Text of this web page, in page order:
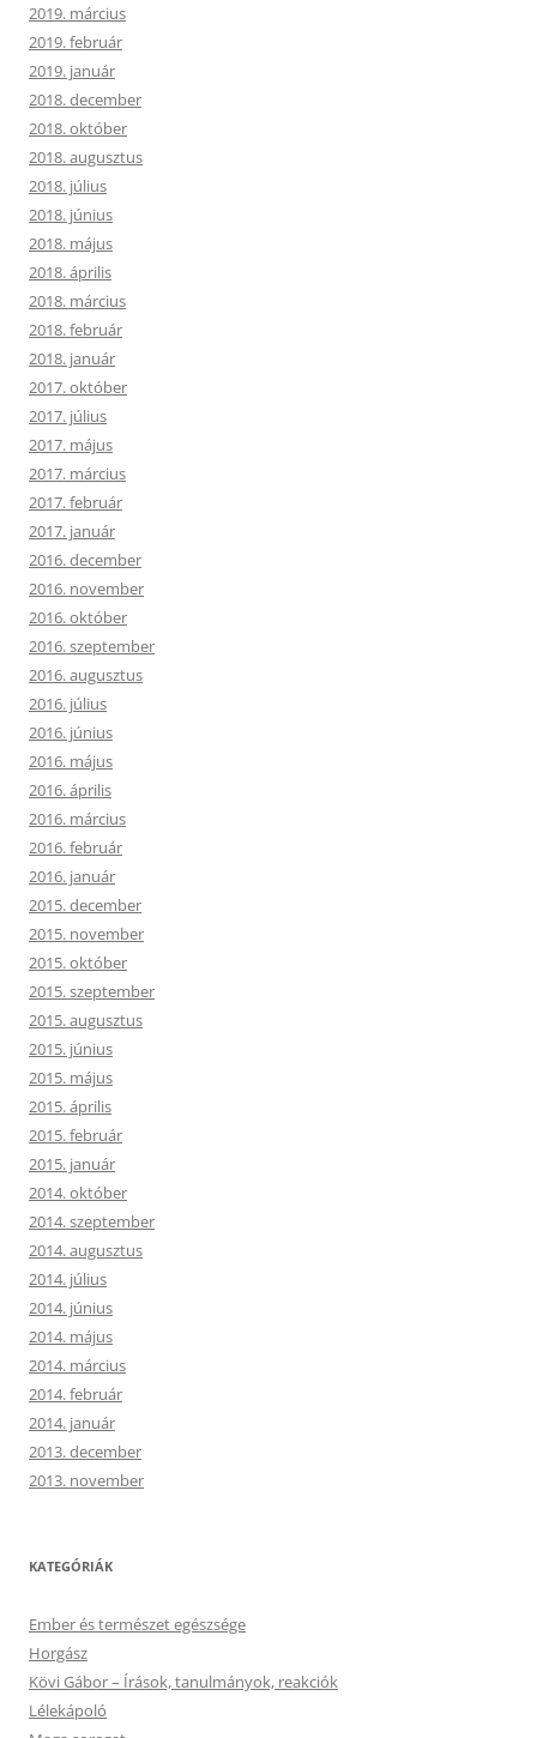
2019. március
2019. február
2019. január
2018. december
2018. október
2018. augusztus
2018. július
2018. június
2018. május
2018. április
2018. március
2018. február
2018. január
2017. október
2017. július
2017. május
2017. március
2017. február
2017. január
2016. december
2016. november
2016. október
2016. szeptember
2016. augusztus
2016. július
2016. június
2016. május
2016. április
2016. március
2016. február
2016. január
2015. december
2015. november
2015. október
2015. szeptember
2015. augusztus
2015. június
2015. május
2015. április
2015. február
2015. január
2014. október
2014. szeptember
2014. augusztus
2014. július
2014. június
2014. május
2014. március
2014. február
2014. január
2013. december
2013. november
KATEGÓRIÁK
Ember és természet egészsége
Horgász
Kövi Gábor – Írások, tanulmányok, reakciók
Lélekápoló